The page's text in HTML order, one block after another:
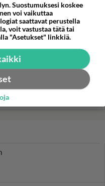
Suostumuksesi koskee
voi vaikuttaa
saattavat perustella
voit vastustaa tätä tai
"Asetukset" linkkiä.